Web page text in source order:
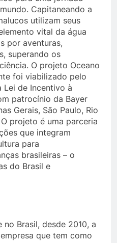
Capitaneando a
utilizam seus
vital da água
por aventuras,
superando os
O projeto Oceano
foi viabilizado pelo
Lei de Incentivo à
patrocínio da Bayer
Gerais, São Paulo, Rio
projeto é uma parceria
que integram
para
brasileiras – o
do Brasil e
no Brasil, desde 2010, a
que tem como